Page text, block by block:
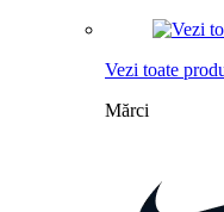
Vezi toate
Mărci